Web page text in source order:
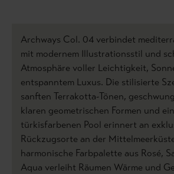
Archways Col. 04 verbindet
mit modernem Illustrationsstil und
Atmosphäre voller Leichtigkeit,
entspanntem Luxus. Die stilisierte
sanften Terrakotta-Tönen,
klaren geometrischen Formen und
türkisfarbenen Pool erinnert an
Rückzugsorte an der
harmonische Farbpalette aus Rosé,
Aqua verleiht Räumen Wärme und